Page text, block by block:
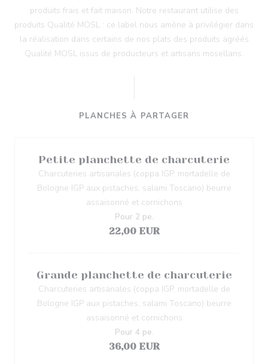
produits frais et fait maison. Notre restaurant utilise des
produits Qualité MOSL : ce label nous amène à privilégier dans
la réalisation dans certains de nos plats des produits agréés
Qualité MOSL issus de producteurs et artisans mosellans.
PLANCHES À PARTAGER
Petite planchette de charcuterie
Charcuteries artisanales (coppa IGP, mortadelle de
Bologne IGP aux pistaches, salami Toscano) beurre
assaisonné et cornichons
22,00 EUR
Pour 2 pe.
Grande planchette de charcuterie
Charcuteries artisanales (coppa IGP, mortadelle de
Bologne IGP aux pistaches, salami Toscano) beurre
assaisonné et cornichons
36,00 EUR
Pour 4 pe.